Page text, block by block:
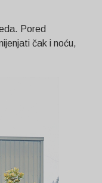
Pored
čak i noću,